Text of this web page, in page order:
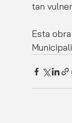
tan
Esta